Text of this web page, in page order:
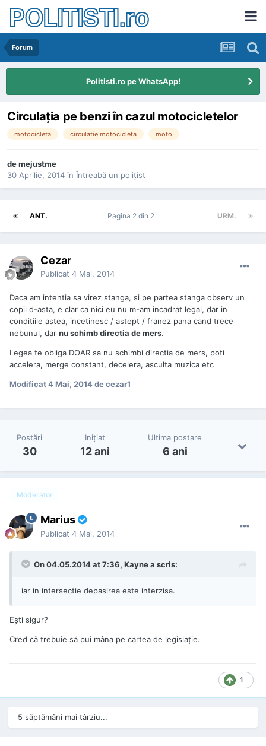
POLITISTI.ro
Forum
Politisti.ro pe WhatsApp!
Circulaţia pe benzi în cazul motocicletelor
motocicleta circulatie motocicleta moto
demejustme
30 Aprilie, 2014 în Întreabă un poliţist
ANT. URM.
Pagina 2 din 2
Cezar
Publicat 4 Mai, 2014
Daca am intentia sa virez stanga, si pe partea stanga observ un
copil d-asta, e clar ca nici eu nu m-am incadrat legal, dar in
conditiile astea, incetinesc / astept / franez pana cand trece
nebunul, dar nu schimb directia de mers.
Legea te obliga DOAR sa nu schimbi directia de mers, poti
accelera, merge constant, decelera, asculta muzica etc
Modificat4 Mai, 2014de cezar1
Postări
30
Iniţiat
12 ani
Ultima postare
6 ani
Moderator
Marius
Publicat 4 Mai, 2014
On 04.05.2014 at 7:36, Kayne a scris:
iar in intersectie depasirea este interzisa.
Eşti sigur?
Cred că trebuie să pui mâna pe cartea de legislaţie.
1
5 săptămâni mai târziu...